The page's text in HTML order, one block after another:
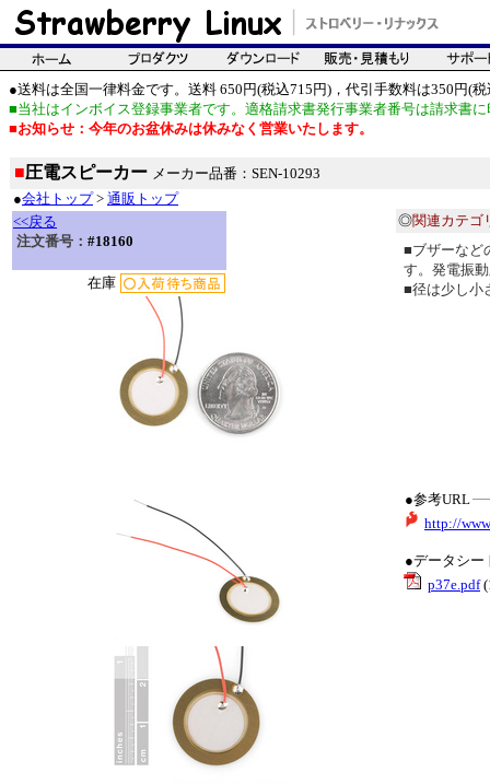
●送料は全国一律料金です。送料 650円(税込715円)，代引手数料は350円(税
■当社はインボイス登録事業者です。適格請求書発行事業者番号は請求書
■お知らせ：今年のお盆休みは休みなく営業いたします。
■圧電スピーカー メーカー品番：SEN-10293
●会社トップ> 通販トップ
<<戻る
注文番号： #18160
在庫
◎関連カテゴ
■ブザーなど
す。発電振
■径は少し小
●参考URL
http://
●データシー
p37e.pdf